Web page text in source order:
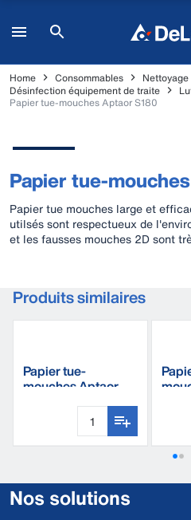
Home Consommables
Désinfection équipement de traite
Papier tue-mouches Aptaor S180
Papier tue-
Papier tue mouches large et
utilsés sont respectueux de
et les fausses mouches 2D sont
Produits similaires
Papier tue-
mouches Aptaor
Nos solutions